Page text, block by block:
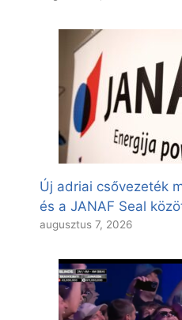
Új adriai csővezeték
és a JANAF Seal
augusztus 7, 2026